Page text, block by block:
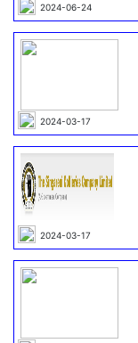
2024-06-24
2024-03-17
2024-03-17